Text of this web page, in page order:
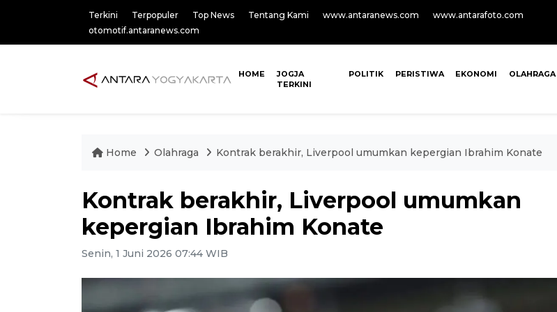
Terkini Terpopuler Top News Tentang Kami www.antaranews.com
www.antarafoto.com
otomotif.antaranews.com
HOME
JOGJA
TERKINI
POLITIK PERISTIWA EKONOMI OLAHRAGA
Home Olahraga Kontrak berakhir, Liverpool umumkan kepergian Ibrahim Konate
Kontrak berakhir, Liverpool umumkan
kepergian Ibrahim Konate
Senin, 1 Juni 2026 07:44 WIB